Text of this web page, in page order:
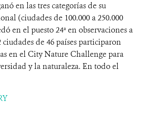
en las tres categorías de su
(ciudades de 100.000 a 250.000
en el puesto 24ª en observaciones a
de 46 países participaron
en el City Nature Challenge para
y la naturaleza. En todo el